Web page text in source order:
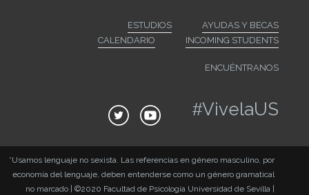
ESTUDIOS
AYUDAS Y BECAS
CALENDARIO
INCOMING STUDENTS
ENCUÉNTRANOS
#VivelaUS
*Usamos lenguaje no sexista. Las referencias en género masculino, por
economía del lenguaje, deben entenderse como un género gramatical
no marcado | ©2020 Facultad de Psicología Universidad de Sevilla |